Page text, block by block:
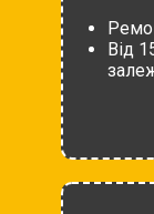
Від